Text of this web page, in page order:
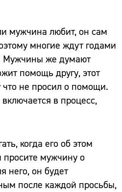
мужчина любит, он сам
многие ждут годами
Мужчины же думают
помощь другу, этот
что не просил о помощи.
в процесс,
когда его об этом
мужчину о
него, он будет
после каждой просьбы,